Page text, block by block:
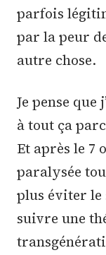
parfois
par la peur
autre chose.
Je pense
à tout ça
Et après le 7
paralysée
plus éviter le
suivre une